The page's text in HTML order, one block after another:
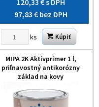
120,33 €s DPH
97,83 € bez DPH
ks Kúpiť
MIPA 2K Aktivprimer 1 l,
priľnavostný antikorózny
základ na kovy